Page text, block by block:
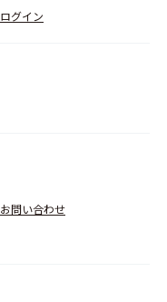
ログイン
お問い合わせ